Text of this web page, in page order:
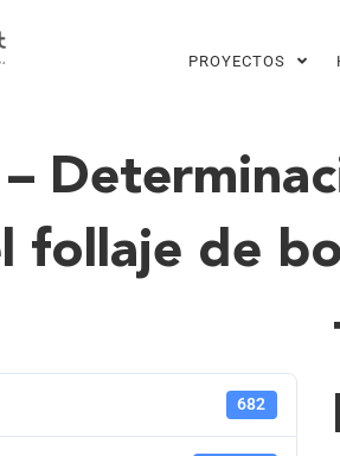
PROYECTOS
–
follaje de
682